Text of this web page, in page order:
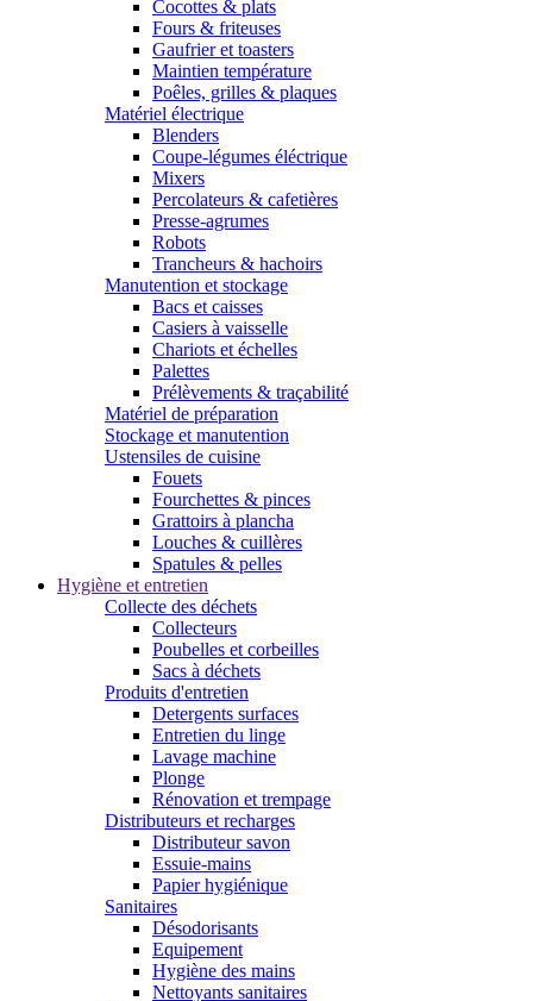
Cocottes & plats
Fours & friteuses
Gaufrier et toasters
Maintien température
Poêles, grilles & plaques
Matériel électrique
Blenders
Coupe-légumes éléctrique
Mixers
Percolateurs & cafetières
Presse-agrumes
Robots
Trancheurs & hachoirs
Manutention et stockage
Bacs et caisses
Casiers à vaisselle
Chariots et échelles
Palettes
Prélèvements & traçabilité
Matériel de préparation
Stockage et manutention
Ustensiles de cuisine
Fouets
Fourchettes & pinces
Grattoirs à plancha
Louches & cuillères
Spatules & pelles
Hygiène et entretien
Collecte des déchets
Collecteurs
Poubelles et corbeilles
Sacs à déchets
Produits d'entretien
Detergents surfaces
Entretien du linge
Lavage machine
Plonge
Rénovation et trempage
Distributeurs et recharges
Distributeur savon
Essuie-mains
Papier hygiénique
Sanitaires
Désodorisants
Equipement
Hygiène des mains
Nettoyants sanitaires